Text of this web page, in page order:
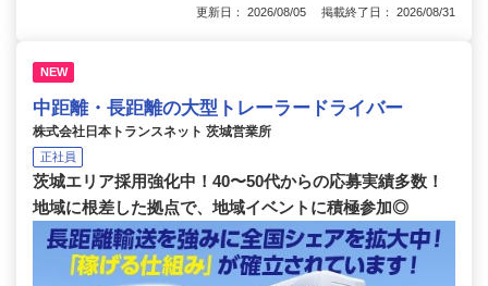
更新日： 2026/08/05 掲載終了日： 2026/08/31
NEW
中距離・長距離の大型トレーラードライバー
株式会社日本トランスネット 茨城営業所
正社員
茨城エリア採用強化中！40〜50代からの応募実績多数！
地域に根差した拠点で、地域イベントに積極参加◎